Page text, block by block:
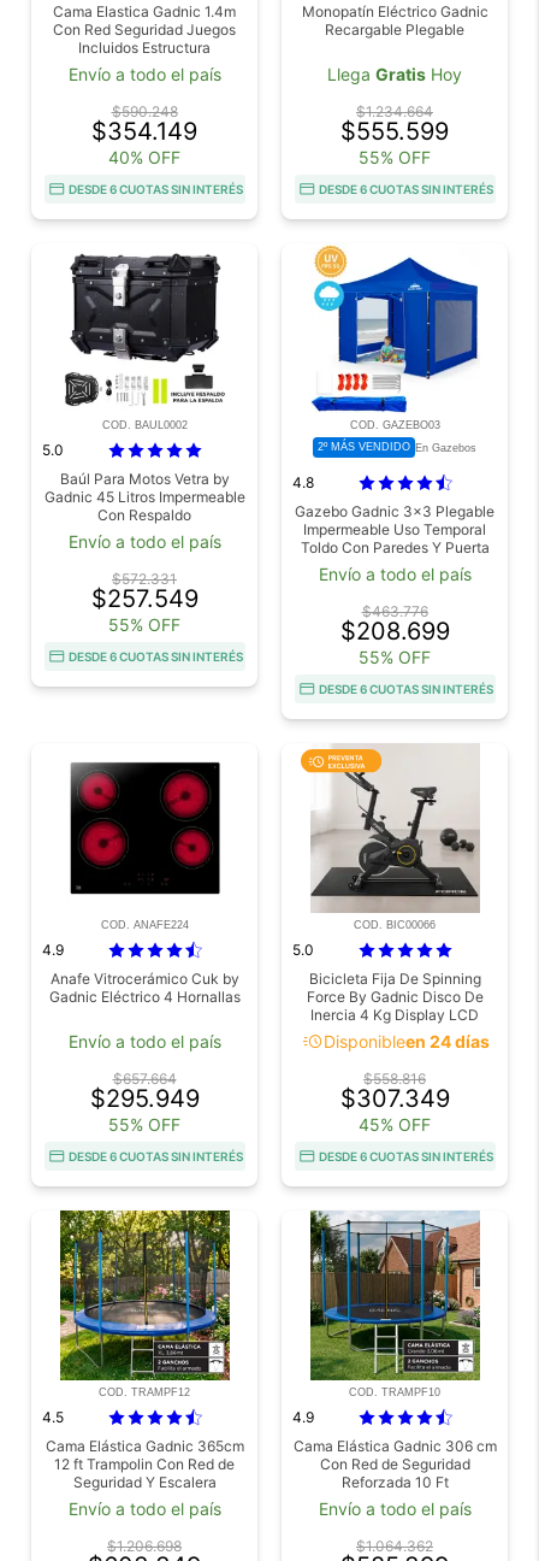
Cama Elastica Gadnic 1.4m
Con Red Seguridad Juegos
Incluidos Estructura
Galvanizada Hasta 100kg
Interior
Envío a todo el país
$590.248
$354.149
40% OFF
DESDE 6 CUOTAS SIN INTERÉS
Monopatín Eléctrico Gadnic
Recargable Plegable
Llega Gratis Hoy
$1.234.664
$555.599
55% OFF
DESDE 6 CUOTAS SIN INTERÉS
COD. BAUL0002
5.0
Baúl Para Motos Vetra by
Gadnic 45 Litros Impermeable
Con Respaldo
Envío a todo el país
$572.331
$257.549
55% OFF
DESDE 6 CUOTAS SIN INTERÉS
COD. GAZEBO03
2º MÁS VENDIDO En Gazebos
4.8
Gazebo Gadnic 3x3 Plegable
Impermeable Uso Temporal
Toldo Con Paredes Y Puerta
Cierre Relampago
Envío a todo el país
$463.776
$208.699
55% OFF
DESDE 6 CUOTAS SIN INTERÉS
COD. ANAFE224
4.9
Anafe Vitrocerámico Cuk by
Gadnic Eléctrico 4 Hornallas
Envío a todo el país
$657.664
$295.949
55% OFF
DESDE 6 CUOTAS SIN INTERÉS
COD. BIC00066
5.0
Bicicleta Fija De Spinning
Force By Gadnic Disco De
Inercia 4 Kg Display LCD
Pedales Antideslizantes
acuteDisponibleen 24 días
$558.816
$307.349
45% OFF
DESDE 6 CUOTAS SIN INTERÉS
COD. TRAMPF12
4.5
Cama Elástica Gadnic 365cm
12 ft Trampolin Con Red de
Seguridad Y Escalera
Estructura Acero
Envío a todo el país
$1.206.698
COD. TRAMPF10
4.9
Cama Elástica Gadnic 306 cm
Con Red de Seguridad
Reforzada 10 Ft
Envío a todo el país
$1.064.362